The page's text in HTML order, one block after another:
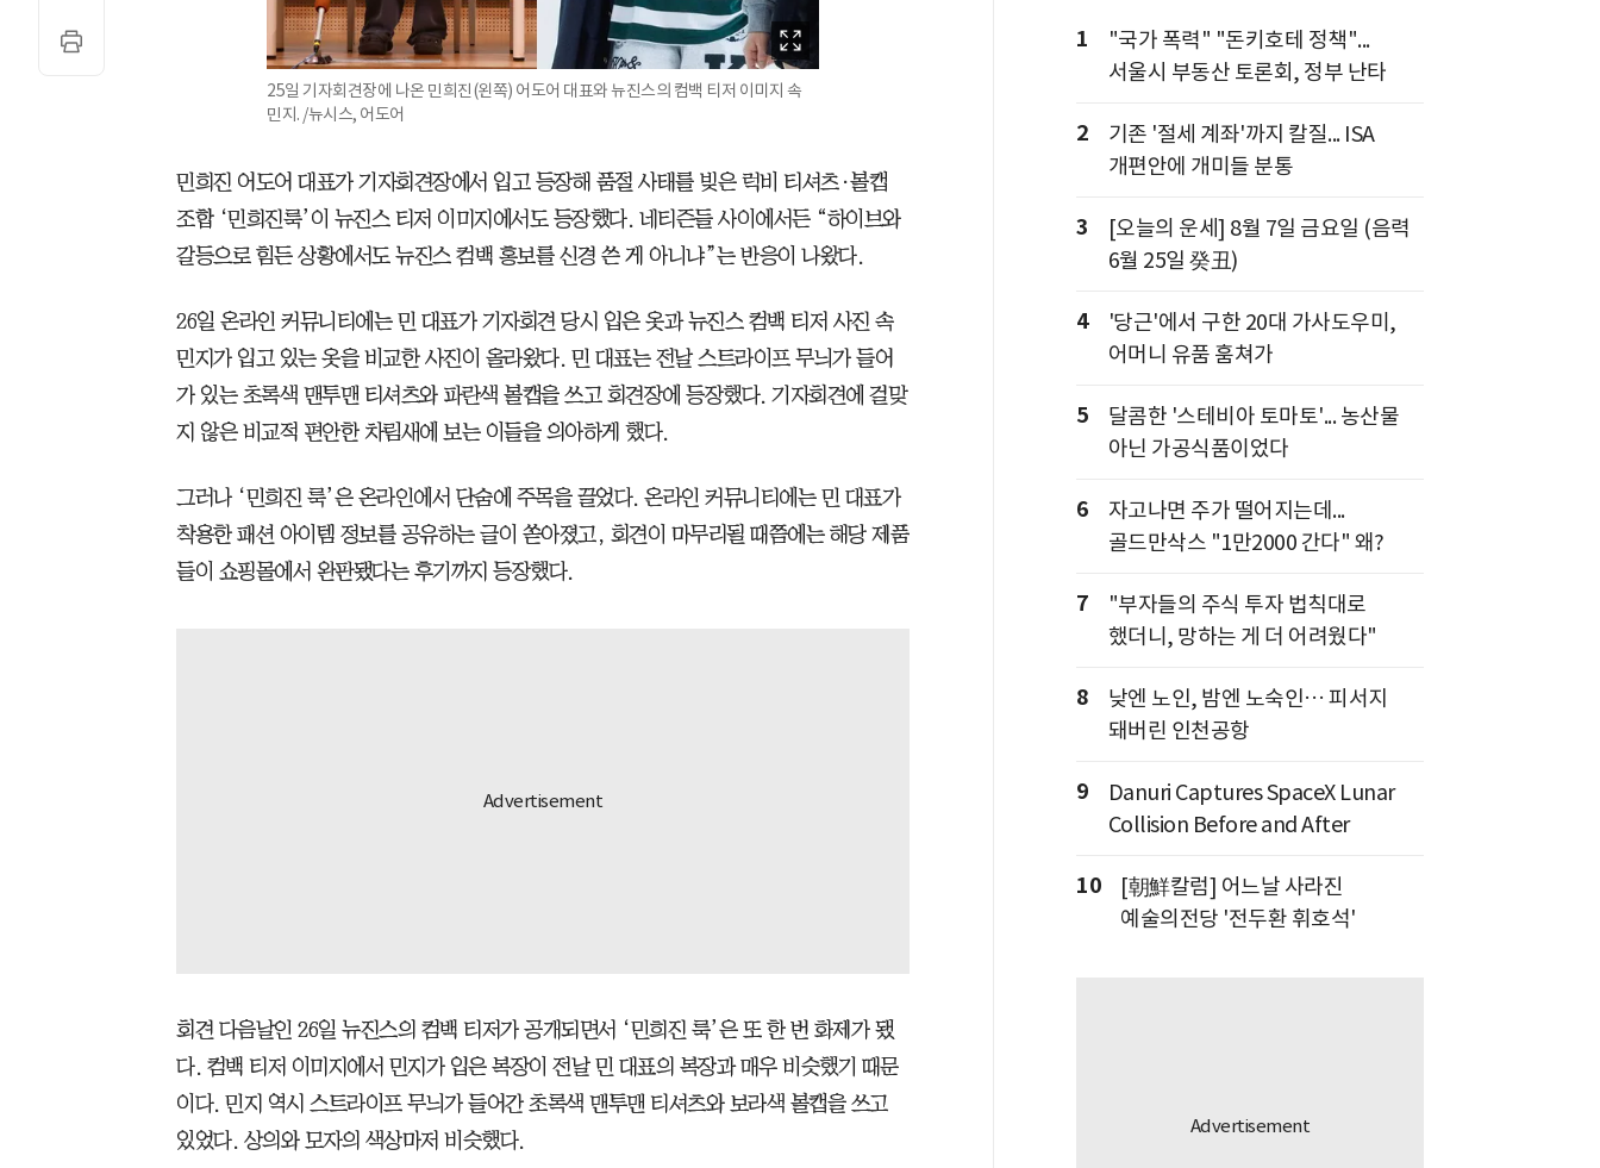
25일 기자회견장에 나온 민희진(왼쪽) 어도어 대표와 뉴진스의 컴백 티저 이미지 속
민지. /뉴시스, 어도어
민희진 어도어 대표가 기자회견장에서 입고 등장해 품절 사태를 빚은 럭비 티셔츠·볼캡
조합 ‘민희진룩’이 뉴진스 티저 이미지에서도 등장했다. 네티즌들 사이에서든 “하이브와
갈등으로 힘든 상황에서도 뉴진스 컴백 홍보를 신경 쓴 게 아니냐”는 반응이 나왔다.
26일 온라인 커뮤니티에는 민 대표가 기자회견 당시 입은 옷과 뉴진스 컴백 티저 사진 속
민지가 입고 있는 옷을 비교한 사진이 올라왔다. 민 대표는 전날 스트라이프 무늬가 들어
가 있는 초록색 맨투맨 티셔츠와 파란색 볼캡을 쓰고 회견장에 등장했다. 기자회견에 걸맞
지 않은 비교적 편안한 차림새에 보는 이들을 의아하게 했다.
그러나 ‘민희진 룩’은 온라인에서 단숨에 주목을 끌었다. 온라인 커뮤니티에는 민 대표가
착용한 패션 아이템 정보를 공유하는 글이 쏟아졌고, 회견이 마무리될 때쯤에는 해당 제품
들이 쇼핑몰에서 완판됐다는 후기까지 등장했다.
회견 다음날인 26일 뉴진스의 컴백 티저가 공개되면서 ‘민희진 룩’은 또 한 번 화제가 됐
다. 컴백 티저 이미지에서 민지가 입은 복장이 전날 민 대표의 복장과 매우 비슷했기 때문
이다. 민지 역시 스트라이프 무늬가 들어간 초록색 맨투맨 티셔츠와 보라색 볼캡을 쓰고
있었다. 상의와 모자의 색상마저 비슷했다.
1
"국가 폭력" "돈키호테 정책"...
서울시 부동산 토론회, 정부 난타
2
기존 '절세 계좌'까지 칼질... ISA
개편안에 개미들 분통
3
[오늘의 운세] 8월 7일 금요일 (음력
6월 25일 癸丑)
4
'당근'에서 구한 20대 가사도우미,
어머니 유품 훔쳐가
5
달콤한 '스테비아 토마토'... 농산물
아닌 가공식품이었다
6
자고나면 주가 떨어지는데...
골드만삭스 "1만2000 간다" 왜?
7
"부자들의 주식 투자 법칙대로
했더니, 망하는 게 더 어려웠다"
8
낮엔 노인, 밤엔 노숙인… 피서지
돼버린 인천공항
9
Danuri Captures SpaceX Lunar
Collision Before and After
10
[朝鮮칼럼] 어느날 사라진
예술의전당 '전두환 휘호석'